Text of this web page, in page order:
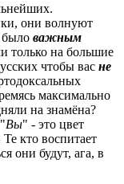
они волнуют
было важным
только на большие
чтобы вас не
максимально
на знамёна?
Вы" - это цвет
кто воспитает
они будут, ага, в